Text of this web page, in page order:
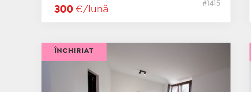
300 €/lună
#1415
ÎNCHIRIAT